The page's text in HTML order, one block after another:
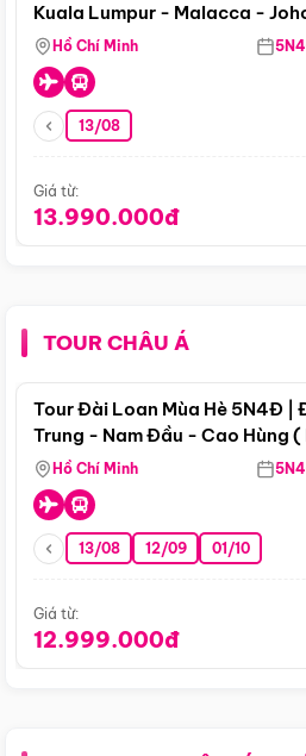
Kuala Lumpur - Malacca -
Singapore
Hồ Chí Minh
13/08
Giá từ:
13.990.000đ
TOUR CHÂU Á
Tour Đài Loan Mùa Hè 5N4Đ |
Trung - Nam Đầu - Cao Hùng (
Hồ Chí Minh
13/08 12/09 01/10
Giá từ:
12.999.000đ